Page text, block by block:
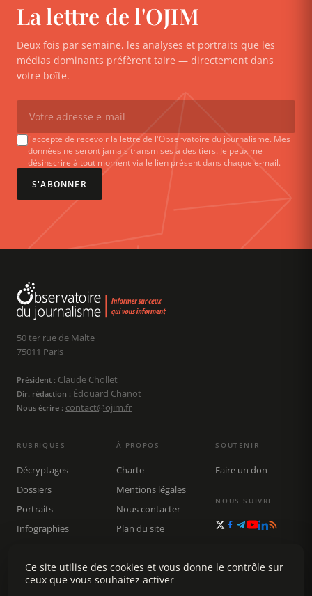
La lettre de l'OJIM
Deux fois par semaine, les analyses et portraits que les
médias dominants préfèrent taire — directement dans
votre boîte.
J'accepte de recevoir la lettre de l'Observatoire du journalisme. Mes
données ne seront jamais transmises à des tiers. Je peux me
désinscrire à tout moment via le lien présent dans chaque e-mail.
S'ABONNER
50 ter rue de Malte
75011 Paris
Président : Claude Chollet
Dir. rédaction : Édouard Chanot
Nous écrire : contact@ojim.fr
RUBRIQUES
Décryptages
Dossiers
Portraits
Infographies
Rechercher
À PROPOS
Charte
Mentions légales
Nous contacter
Plan du site
SOUTENIR
Faire un don
NOUS SUIVRE
Ce site utilise des cookies et vous donne le contrôle sur
ceux que vous souhaitez activer